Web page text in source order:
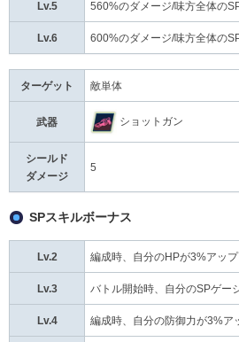
Lv.5 560%のダメージ/味方全体の
Lv.6 600%のダメージ/味方全体の
ターゲット 敵単体
武器 ショットガン
シールド
ダメージ
5
SPスキルボーナス
Lv.2 編成時、自分のHPが3%アップ
Lv.3 バトル開始時、自分のSPゲー
Lv.4 編成時、自分の防御力が3%ア